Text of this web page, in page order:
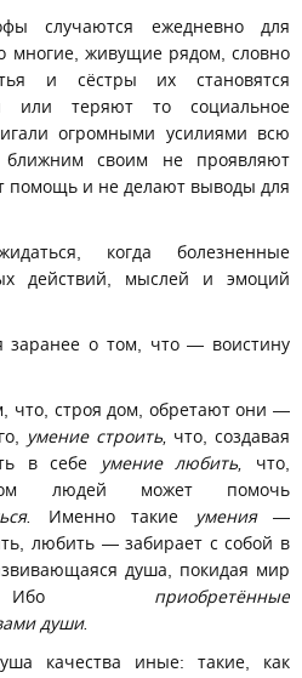
случаются ежедневно для
многие, живущие рядом, словно
и сёстры их становятся
или теряют то социальное
огромными усилиями всю
своим не проявляют
помощь и не делают выводы для
когда болезненные
действий, мыслей и эмоций
заранее о том, что — воистину
что, строя дом, обретают они —
умение строить, что, создавая
в себе
умение любить, что,
людей может помочь
Именно такие умения—
любить — забирает с собой в
душа, покидая мир
Ибо приобретённые
души.
качества иные: такие, как